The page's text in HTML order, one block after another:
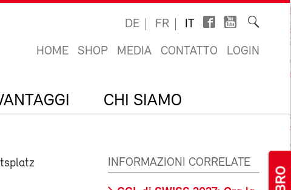
DE FR IT
HOME SHOP MEDIA CONTATTO LOGIN
CHI SIAMO
INFORMAZIONI CORRELATE